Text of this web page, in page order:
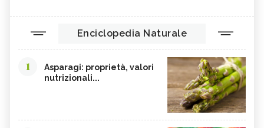
Enciclopedia Naturale
1
Asparagi: proprietà, valori
nutrizionali...